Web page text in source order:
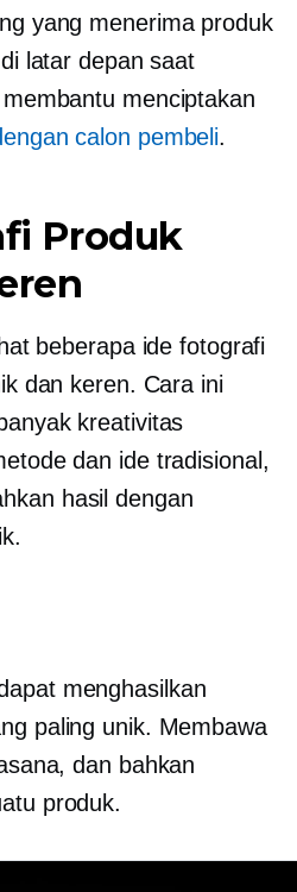
yang menerima produk
latar depan saat
menciptakan
calon pembeli.
Produk
beberapa ide fotografi
dan keren. Cara ini
kreativitas
dan ide tradisional,
hasil dengan
menghasilkan
paling unik. Membawa
dan bahkan
produk.